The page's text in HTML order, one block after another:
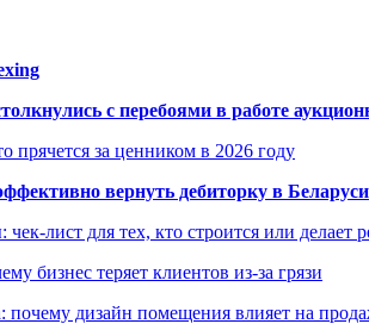
с перебоями в работе
прячется за ценником в 2026 году
вернуть дебиторку в Беларуси
лист для тех, кто строится или делает
бизнес теряет клиентов из-за грязи
дизайн помещения влияет на